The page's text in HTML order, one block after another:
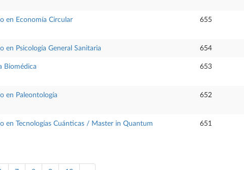
en Economía Circular 655
en Psicología General Sanitaria 654
Biomédica 653
en Paleontología 652
en Tecnologías Cuánticas / Master in Quantum
651